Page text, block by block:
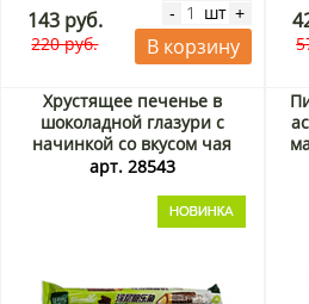
143 руб.
220 руб.
- шт +
В корзину
Хрустящее печенье в
шоколадной глазури с
начинкой со вкусом чая
матча Яммит / Yummeet,
арт. 28543